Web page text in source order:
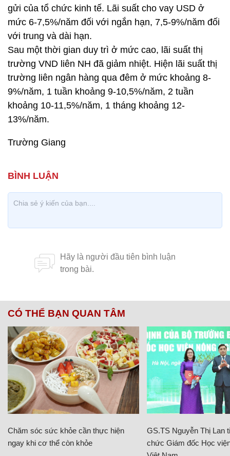
gửi của tổ chức kinh tế. Lãi suất cho vay USD ở
mức 6-7,5%/năm đối với ngắn hạn, 7,5-9%/năm đối
với trung và dài hạn.
Sau một thời gian duy trì ở mức cao, lãi suất thị
trường VND liên NH đã giảm nhiệt. Hiện lãi suất thị
trường liên ngân hàng qua đêm ở mức khoảng 8-
9%/năm, 1 tuần khoảng 9-10,5%/năm, 2 tuần
khoảng 10-11,5%/năm, 1 tháng khoảng 12-
13%/năm.
Trường Giang
CÓ THỂ BẠN QUAN TÂM
Chăm sóc sức khỏe cần thực hiện
ngay khi cơ thể còn khỏe
GS.TS Nguyễn Thị Lan
chức Giám đốc Học